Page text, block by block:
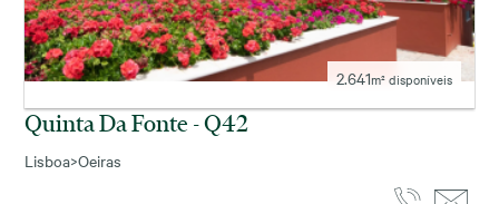
2.641m² disponíveis
Quinta Da Fonte - Q42
Lisboa>Oeiras